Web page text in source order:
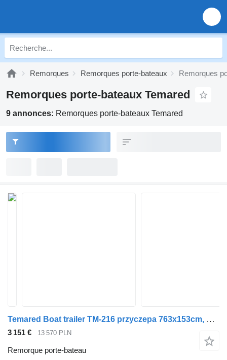
Remorques Remorques porte-bateaux Remorques
Remorques porte-bateaux Temared
9 annonces: Remorques porte-bateaux Temared
Temared Boat trailer TM-216 przyczepa 763x153cm, do przewozu ł
3 151 € 13 570 PLN
Remorque porte-bateau